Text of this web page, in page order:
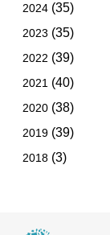
2024 (35)
2023 (35)
2022 (39)
2021 (40)
2020 (38)
2019 (39)
2018 (3)